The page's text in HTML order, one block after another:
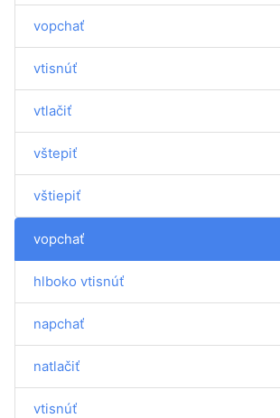
vopchať
vtisnúť
vtlačiť
vštepiť
vštiepiť
vopchať
hlboko vtisnúť
napchať
natlačiť
vtisnúť